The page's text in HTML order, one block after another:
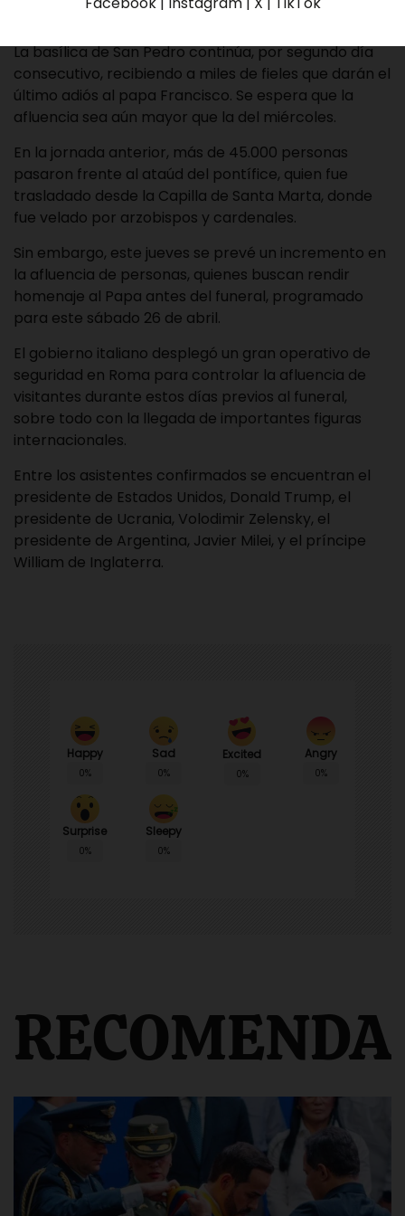
La basílica de San Pedro continúa, por segundo día
consecutivo, recibiendo a miles de fieles que darán el
último adiós al papa Francisco. Se espera que la
afluencia sea aún mayor que la del miércoles.
En la jornada anterior, más de 45.000 personas
pasaron frente al ataúd del pontífice, quien fue
trasladado desde la Capilla de Santa Marta, donde
fue velado por arzobispos y cardenales.
Sin embargo, este jueves se prevé un incremento en
la afluencia de personas, quienes buscan rendir
homenaje al Papa antes del funeral, programado
para este sábado 26 de abril.
El gobierno italiano desplegó un gran operativo de
seguridad en Roma para controlar la afluencia de
visitantes durante estos días previos al funeral,
sobre todo con la llegada de importantes figuras
internacionales.
Entre los asistentes confirmados se encuentran el
presidente de Estados Unidos, Donald Trump, el
presidente de Ucrania, Volodimir Zelensky, el
presidente de Argentina, Javier Milei, y el príncipe
William de Inglaterra.
Happy
0%
Sad
0%
Excited
0%
Angry
0%
Surprise
0%
Sleepy
0%